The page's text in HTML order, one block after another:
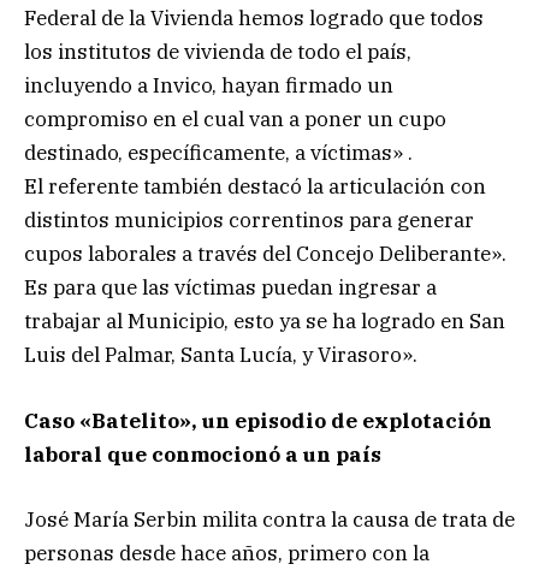
Federal de la Vivienda hemos logrado que todos
los institutos de vivienda de todo el país,
incluyendo a Invico, hayan firmado un
compromiso en el cual van a poner un cupo
destinado, específicamente, a víctimas» .
El referente también destacó la articulación con
distintos municipios correntinos para generar
cupos laborales a través del Concejo Deliberante».
Es para que las víctimas puedan ingresar a
trabajar al Municipio, esto ya se ha logrado en San
Luis del Palmar, Santa Lucía, y Virasoro».
Caso «Batelito», un episodio de explotación
laboral que conmocionó a un país
José María Serbin milita contra la causa de trata de
personas desde hace años, primero con la